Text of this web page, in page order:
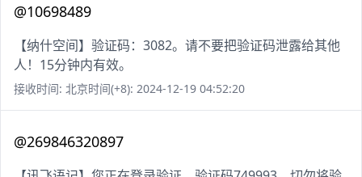
@10698489
【纳什空间】验证码：3082。请不要把验证码泄露给其他
人！15分钟内有效。
接收时间: 北京时间(+8): 2024-12-19 04:52:20
@269846320897